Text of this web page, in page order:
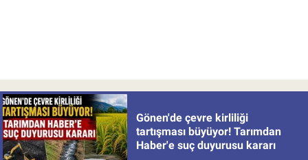
Gönen'de çevre kirliliği
tartışması büyüyor! Tarımdan
Haber'e suç duyurusu kararı